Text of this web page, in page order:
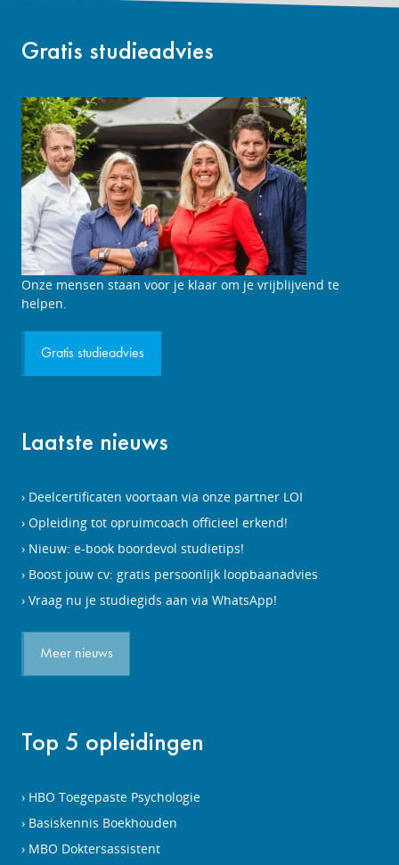
Gratis studieadvies
Studieadviesgesprek
aanvragen
Onze mensen staan voor je klaar om je vrijblijvend te
helpen.
Gratis studieadvies
Laatste nieuws
Deelcertificaten voortaan via onze partner LOI
Opleiding tot opruimcoach officieel erkend!
Nieuw: e-book boordevol studietips!
Boost jouw cv: gratis persoonlijk loopbaanadvies
Vraag nu je studiegids aan via WhatsApp!
Meer nieuws
Top 5 opleidingen
HBO Toegepaste Psychologie
Basiskennis Boekhouden
MBO Doktersassistent